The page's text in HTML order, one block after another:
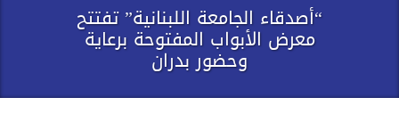
“أصدقاء الجامعة اللبنانية” تفتتح
معرض الأبواب المفتوحة برعاية
وحضور بدران